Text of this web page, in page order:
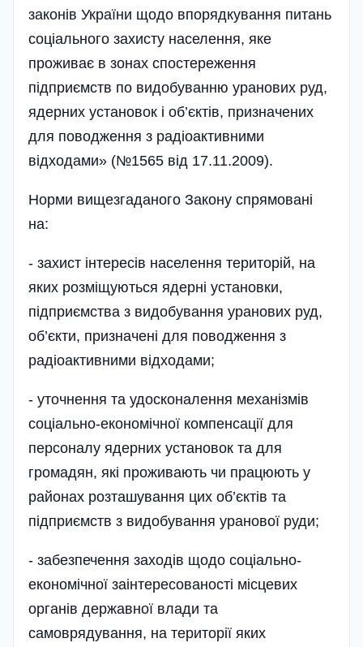
законів України щодо впорядкування питань
соціального захисту населення, яке
проживає в зонах спостереження
підприємств по видобуванню уранових руд,
ядерних установок і об’єктів, призначених
для поводження з радіоактивними
відходами» (№1565 від 17.11.2009).
Норми вищезгаданого Закону спрямовані
на:
- захист інтересів населення територій, на
яких розміщуються ядерні установки,
підприємства з видобування уранових руд,
об’єкти, призначені для поводження з
радіоактивними відходами;
- уточнення та удосконалення механізмів
соці­ально-економічної компенсації для
персоналу ядерних установок та для
громадян, які проживають чи працюють у
районах розташування цих об’єктів та
підприємств з видобування уранової руди;
- забезпечення заходів щодо соціально-
економічної заінтересованості місцевих
органів державної влади та
самоврядування, на території яких